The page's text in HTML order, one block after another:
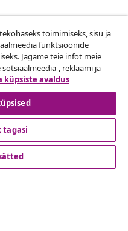
toimimiseks, sisu ja
funktsioonide
Jagame teie infot meie
, reklaami ja
küpsiste avaldus
tagasi